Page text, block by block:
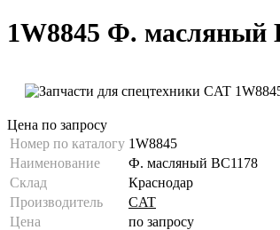
1W8845 Ф. масляный
Цена по запросу
Номер по каталогу 1W8845
Наименование
Ф. масляный BC1178
Склад
Краснодар
Производитель
CAT
Цена
по запросу